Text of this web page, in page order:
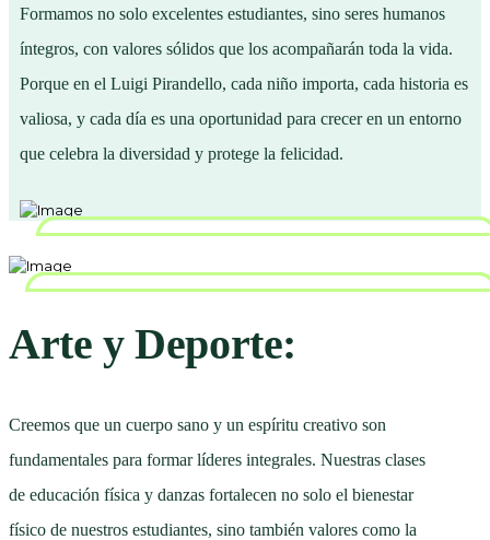
Formamos no solo excelentes estudiantes, sino seres humanos
íntegros, con valores sólidos que los acompañarán toda la vida.
Porque en el Luigi Pirandello, cada niño importa, cada historia es
valiosa, y cada día es una oportunidad para crecer en un entorno
que celebra la diversidad y protege la felicidad.
Arte y Deporte:
Creemos que un cuerpo sano y un espíritu creativo son
fundamentales para formar líderes integrales. Nuestras clases
de educación física y danzas fortalecen no solo el bienestar
físico de nuestros estudiantes, sino también valores como la